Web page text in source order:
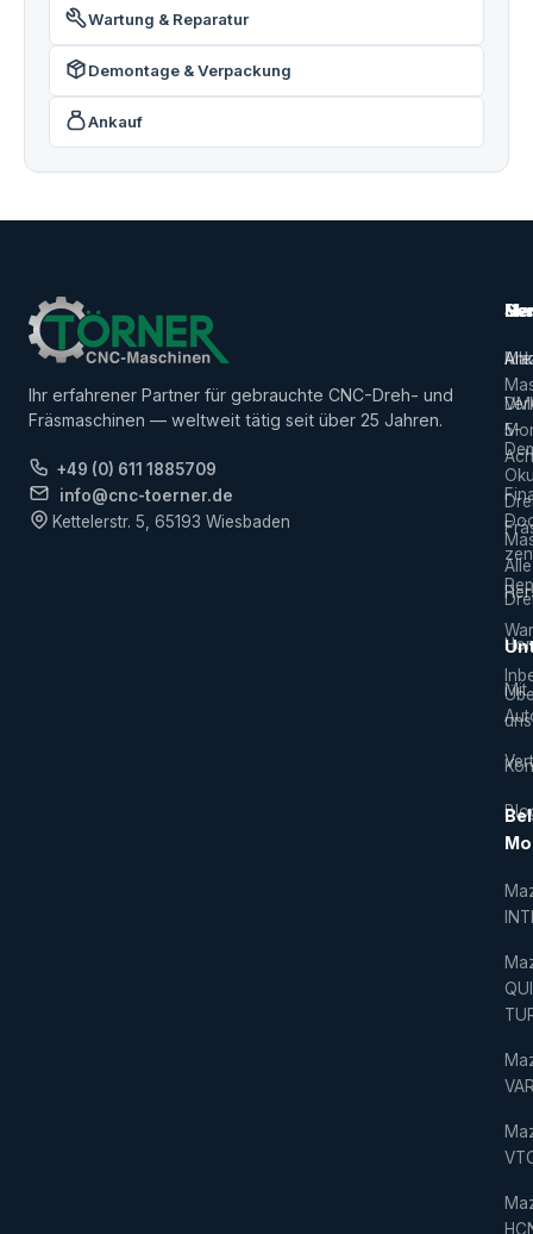
Wartung & Reparatur
Demontage & Verpackung
Ankauf
Ihr erfahrener Partner für gebrauchte CNC-Dreh- und
Fräsmaschinen — weltweit tätig seit über 25 Jahren.
+49 (0) 611 1885709
info@cnc-toerner.de
Kettelerstr. 5, 65193 Wiesbaden
Alle
5-
Mit
Alle
uns